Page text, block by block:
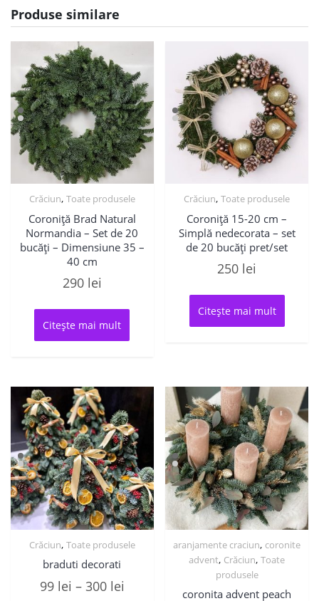
Produse similare
Crăciun, Toate produsele
Coroniță Brad Natural
Normandia – Set de 20
bucăți – Dimensiune 35 –
40 cm
290 lei
Citește mai mult
Crăciun,Toate produsele
Coroniță 15-20 cm –
Simplă nedecorata – set
de 20 bucăți pret/set
250 lei
Citește mai mult
Crăciun, Toate produsele
braduti decorati
99 lei – 300 lei
aranjamente craciun, coronite
advent, Crăciun,Toate
produsele
coronita advent peach